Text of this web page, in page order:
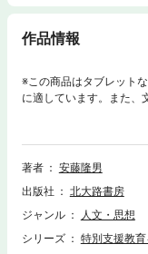
作品情報
※この商品はタブレット
に適しています。また、
ト、検索、辞書の参照
施「特別支援学校教諭
ズ第1巻。基礎理論を包
度」「特別支援教育の理
げるための工夫も満載。
著者
安藤隆男
出版社
北大路書房
ジャンル
人文・思想
シリーズ
特別支援教